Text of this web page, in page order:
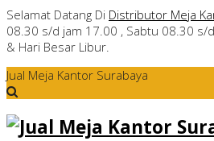
Selamat Datang Di Distributor Meja
08.30 s/d jam 17.00 , Sabtu 08.30 s/
& Hari Besar Libur.
Jual Meja Kantor Surabaya